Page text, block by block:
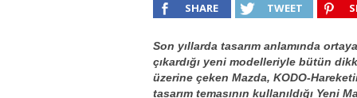
Pazarın Lideri,
Hem Şehirli Hem
TURKA’nın Dev Ağı
Alınır mı? Uzak mı
SHARE TWEET
Son yıllarda tasarım anlamında ortaya
çıkardığı yeni modelleriyle bütün
üzerine çeken Mazda, KODO-
tasarım temasının kullanıldığı Yeni